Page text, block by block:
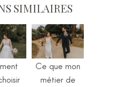
SIMILAIRES
Ce que mon
métier de